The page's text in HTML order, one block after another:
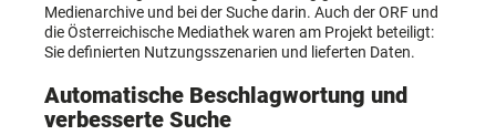
Medienarchive und bei der Suche darin. Auch der ORF und
die Österreichische Mediathek waren am Projekt beteiligt:
Sie definierten Nutzungsszenarien und lieferten Daten.
Automatische Beschlagwortung und
verbesserte Suche